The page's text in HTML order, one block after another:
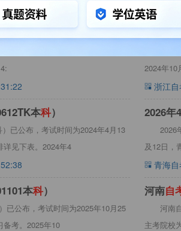
河北自
本科）
公布，浙江自学考试时间为2025
2024年
2024年10
浙江
本科）
已公布，考试时间为2024年4月13
详见下表。2024年4
2026年
2026
及12日，
青海
本科）
已公布，考试时间为2025年10月25
备考。2025年10
河南自
河南
主考院校